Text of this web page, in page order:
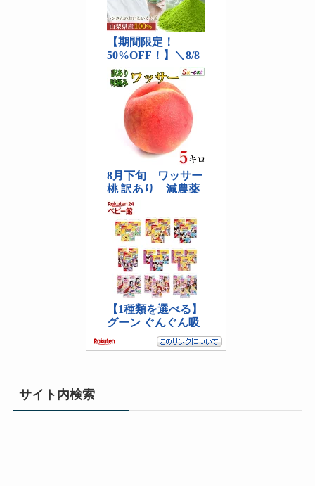
サイト内検索